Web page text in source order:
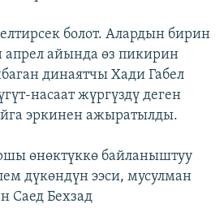
болот. Алардын бирин
апрел айында өз пикирин
динаятчы Хади Габел
насаат жүргүздү деген
эркинен ажыратылды.
өнөктүккө байланыштуу
дүкөндүн ээси, мусулман
Саед Бехзад